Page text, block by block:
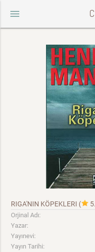
menu
RIGA'NIN KÖPEKLERI (
Orjinal Adı:
Yazar:
Yayınevi:
Yayın Tarihi: